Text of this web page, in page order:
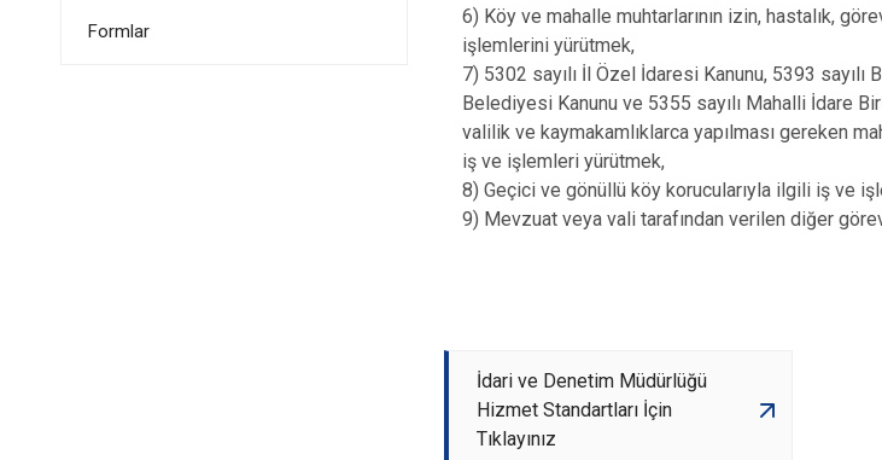
Formlar
6) Köy ve mahalle muhtarlarının izin, hastalık,
işlemlerini yürütmek,
7) 5302 sayılı İl Özel İdaresi Kanunu, 5393 sayılı
Belediyesi Kanunu ve 5355 sayılı Mahalli İdare
valilik ve kaymakamlıklarca yapılması gereken
iş ve işlemleri yürütmek,
8) Geçici ve gönüllü köy korucularıyla ilgili iş ve
9) Mevzuat veya vali tarafından verilen diğer
İdari ve Denetim Müdürlüğü
Hizmet Standartları İçin
Tıklayınız